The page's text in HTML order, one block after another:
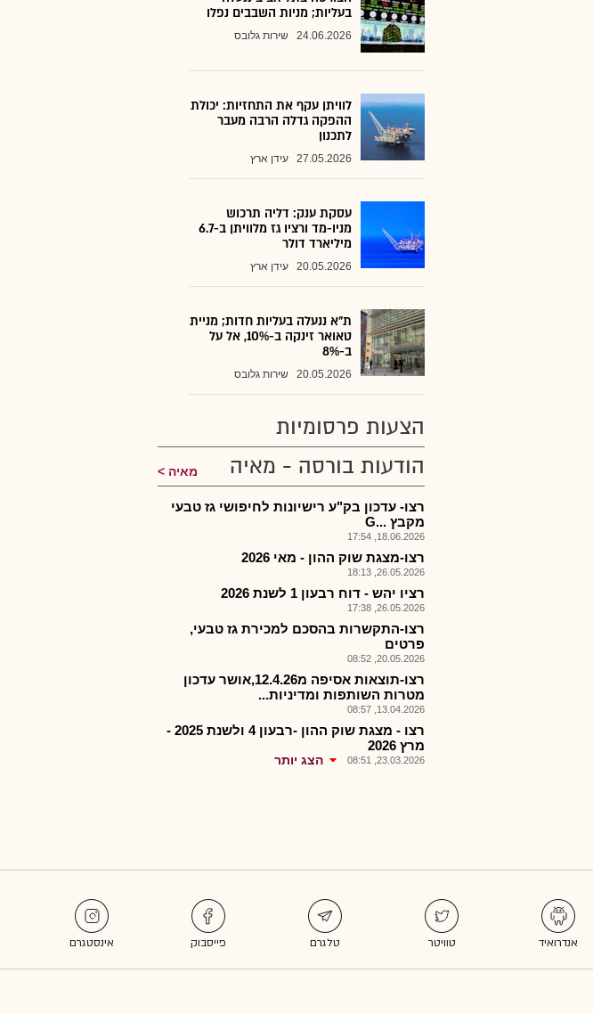
בעליות; מניות השבבים נפלו
24.06.2026 שירות גלובס
לוויתן עקף את התחזיות: יכולת
ההפקה גדלה הרבה מעבר
לתכנון
27.05.2026 עידן ארץ
עסקת ענק: דליה תרכוש
מניו-מד ורציו גז מלוויתן ב-6.7
מיליארד דולר
20.05.2026 עידן ארץ
ת"א ננעלה בעליות חדות; מניית
טאואר זינקה ב-10%, אל על
ב-8%
20.05.2026 שירות גלובס
הצעות פרסומיות
הודעות בורסה - מאיה
מאיה
רצו- עדכון בק"ע רישיונות לחיפושי גז טבעי
מקבץ ...G
18.06.2026, 17:54
רצו-מצגת שוק ההון - מאי 2026
26.05.2026, 18:13
רציו יהש - דוח רבעון 1 לשנת 2026
26.05.2026, 17:38
רצו-התקשרות בהסכם למכירת גז טבעי,
פרטים
20.05.2026, 08:52
רצו-תוצאות אסיפה מ12.4.26,אושר עדכון
מטרות השותפות ומדיניות...
13.04.2026, 08:57
רצו - מצגת שוק ההון -רבעון 4 ולשנת 2025 -
מרץ 2026
23.03.2026, 08:51 הצג יותר